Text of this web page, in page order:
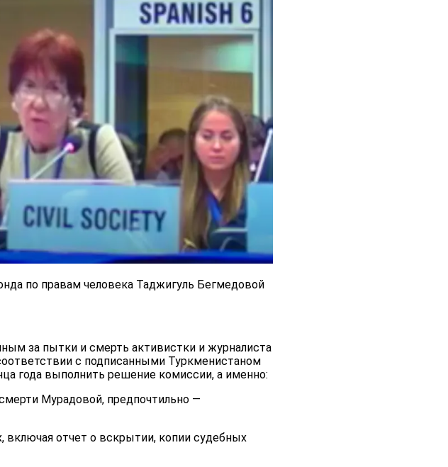
по правам человека Таджигуль Бегмедовой
за пытки и смерть активистки и журналиста
с подписанными Туркменистаном
года выполнить решение комиссии, а именно:
Мурадовой, предпочтильно —
включая отчет о вскрытии, копии судебных